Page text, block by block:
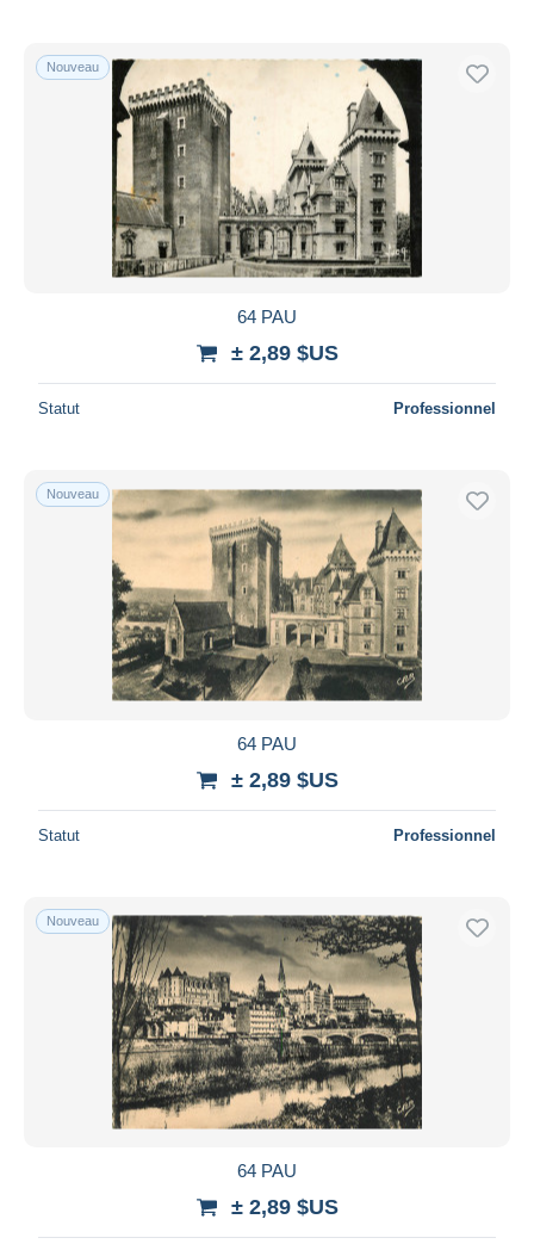
Nouveau
64 PAU
± 2,89 $US
Statut Professionnel
Nouveau
64 PAU
± 2,89 $US
Statut Professionnel
Nouveau
64 PAU
± 2,89 $US